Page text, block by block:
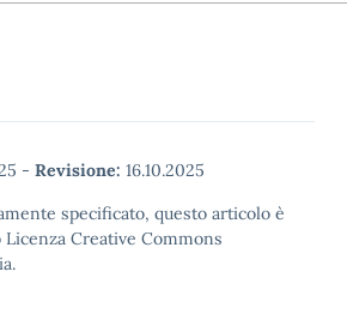
- Revisione: 16.10.2025
specificato, questo articolo è
Creative Commons